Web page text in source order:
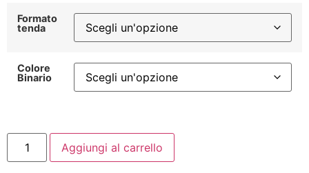
Formato
tenda
Colore
Binario
Aggiungi al carrello